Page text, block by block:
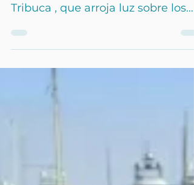
ustedes un artículo publicado en
Tribuca , que arroja luz sobre los
motivos de la alianza entre Hy-
Plug y Heeding. Ante los
colaboración estratégica ilustra el
conocimiento del sector y nuevos
modelos de financiación. Se